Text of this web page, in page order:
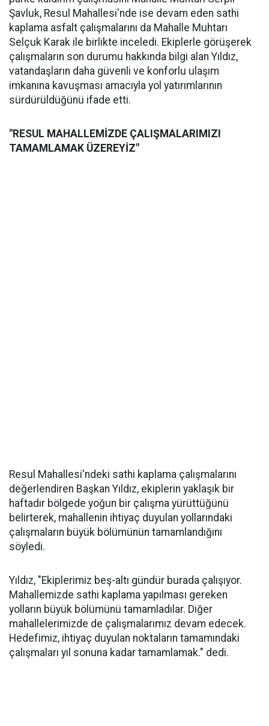
Şavluk, Resul Mahallesi'nde ise devam eden sathi
kaplama asfalt çalışmalarını da Mahalle Muhtarı
Selçuk Karak ile birlikte inceledi. Ekiplerle görüşerek
çalışmaların son durumu hakkında bilgi alan Yıldız,
vatandaşların daha güvenli ve konforlu ulaşım
imkanına kavuşması amacıyla yol yatırımlarının
sürdürüldüğünü ifade etti.
"RESUL MAHALLEMİZDE ÇALIŞMALARIMIZI
TAMAMLAMAK ÜZEREYİZ"
Resul Mahallesi'ndeki sathi kaplama çalışmalarını
değerlendiren Başkan Yıldız, ekiplerin yaklaşık bir
haftadır bölgede yoğun bir çalışma yürüttüğünü
belirterek, mahallenin ihtiyaç duyulan yollarındaki
çalışmaların büyük bölümünün tamamlandığını
söyledi.
Yıldız, "Ekiplerimiz beş-altı gündür burada çalışıyor.
Mahallemizde sathi kaplama yapılması gereken
yolların büyük bölümünü tamamladılar. Diğer
mahallelerimizde de çalışmalarımız devam edecek.
Hedefimiz, ihtiyaç duyulan noktaların tamamındaki
çalışmaları yıl sonuna kadar tamamlamak." dedi.